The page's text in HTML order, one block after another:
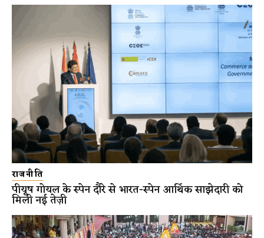
राजनीति
पीयूष गोयल के स्पेन दौरे से भारत-स्पेन आर्थिक साझेदारी को
मिली नई तेज़ी